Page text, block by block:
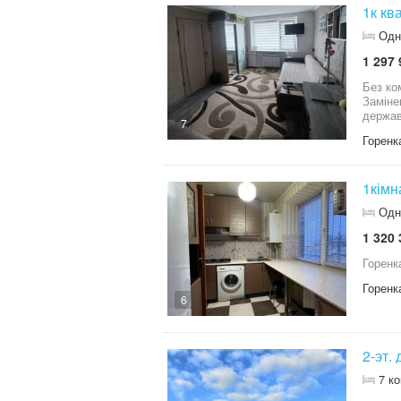
7
1к
1 297
Без
Замінено дах,
6
1 320
2-эт.
7